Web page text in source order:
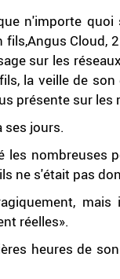
n'importe
Cloud,
sur les
la veille de
présente sur les
ses jours.
les nombreuses
ne s'était pas
mais
réelles».
heures de